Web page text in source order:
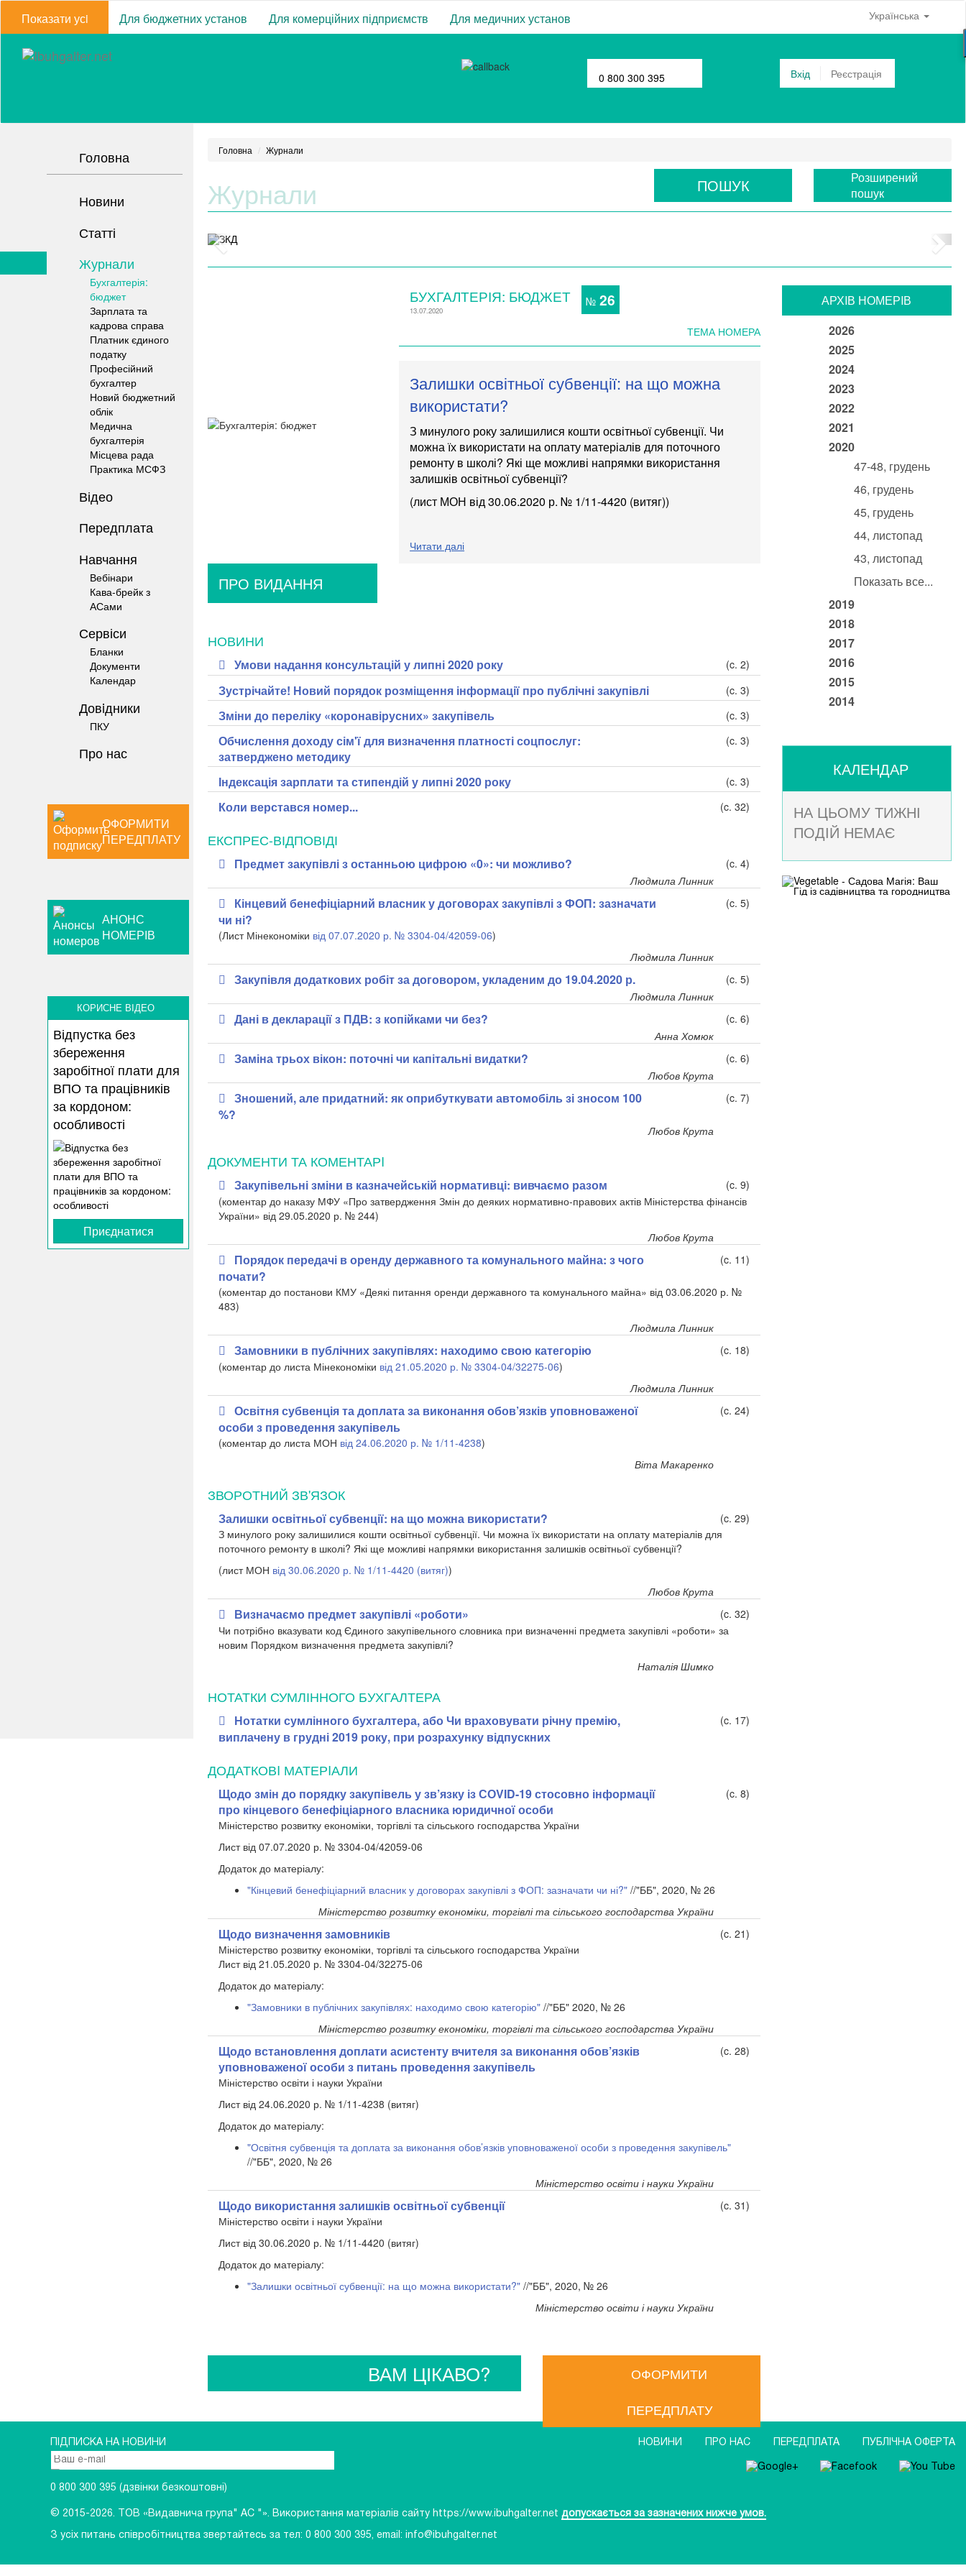
Показати усi Для бюджетних установ Для комерційних підприємств Для медичних установ Українська
0 800 300 395 Вхід Реєстрація
Головна
Новини
Статті
Журнали
Бухгалтерія:
бюджет
Зарплата та
кадрова справа
Платник єдиного
податку
Професійний
бухгалтер
Новий бюджетний
облік
Медична
бухгалтерія
Місцева рада
Практика МСФЗ
Відео
Передплата
Навчання
Вебінари
Кава-брейк з
АСами
Сервіси
Бланки
Документи
Календар
Довiдники
ПКУ
Про нас
ОФОРМИТИ
ПЕРЕДПЛАТУ
АНОНС
НОМЕРІВ
КОРИСНЕ ВІДЕО
Відпустка без
збереження
заробітної плати для
ВПО та працівників
за кордоном:
особливості
Приєднатися
Головна Журнали
Журнали ПОШУК
Розширений
пошук
БУХГАЛТЕРІЯ: БЮДЖЕТ
13.07.2020
№ 26
ТЕМА НОМЕРА
Залишки освітньої субвенції: на що можна
використати?
З минулого року залишилися кошти освітньої субвенції. Чи
можна їх використати на оплату матеріалів для поточного
ремонту в школі? Які ще можливі напрямки використання
залишків освітньої субвенції?
(лист МОН від 30.06.2020 р. № 1/11-4420 (витяг))
Читати далі
ПРО ВИДАННЯ
НОВИНИ
Умови надання консультацій у липні 2020 року (c. 2)
Зустрічайте! Новий порядок розміщення інформації про публічні закупівлі (c. 3)
Зміни до переліку «коронавірусних» закупівель (c. 3)
Обчислення доходу сім'ї для визначення платності соцпослуг:
затверджено методику
(c. 3)
Індексація зарплати та стипендій у липні 2020 року (c. 3)
Коли верстався номер... (c. 32)
ЕКСПРЕС-ВІДПОВІДІ
Предмет закупівлі з останньою цифрою «0»: чи можливо?
(c. 4)
Людмила Линник
Кінцевий бенефіціарний власник у договорах закупівлі з ФОП: зазначати
чи ні?
(c. 5)
(Лист Мінекономіки від 07.07.2020 р. № 3304-04/42059-06)
Людмила Линник
Закупівля додаткових робіт за договором, укладеним до 19.04.2020 р.
(c. 5)
Людмила Линник
Дані в декларації з ПДВ: з копійками чи без?
(c. 6)
Анна Хомюк
Заміна трьох вікон: поточні чи капітальні видатки?
(c. 6)
Любов Крута
Зношений, але придатний: як оприбуткувати автомобіль зі зносом 100
%?
(c. 7)
Любов Крута
ДОКУМЕНТИ ТА КОМЕНТАРI
Закупівельні зміни в казначейській нормативці: вивчаємо разом
(c. 9)
(коментар до наказу МФУ «Про затвердження Змін до деяких нормативно-правових актів Міністерства фінансів
України» від 29.05.2020 р. № 244)
Любов Крута
Порядок передачі в оренду державного та комунального майна: з чого
почати?
(c. 11)
(коментар до постанови КМУ «Деякі питання оренди державного та комунального майна» від 03.06.2020 р. №
483)
Людмила Линник
Замовники в публічних закупівлях: находимо свою категорію
(c. 18)
(коментар до листа Мінекономіки від 21.05.2020 р. № 3304-04/32275-06)
Людмила Линник
Освітня субвенція та доплата за виконання обов’язків уповноваженої
особи з проведення закупівель
(c. 24)
(коментар до листа МОН від 24.06.2020 р. № 1/11-4238)
Віта Макаренко
ЗВОРОТНИЙ ЗВ'ЯЗОК
Залишки освітньої субвенції: на що можна використати?
(c. 29)
З минулого року залишилися кошти освітньої субвенції. Чи можна їх використати на оплату матеріалів для
поточного ремонту в школі? Які ще можливі напрямки використання залишків освітньої субвенції?
(лист МОН від 30.06.2020 р. № 1/11-4420 (витяг))
Любов Крута
Визначаємо предмет закупівлі «роботи»
(c. 32)
Чи потрібно вказувати код Єдиного закупівельного словника при визначенні предмета закупівлі «роботи» за
новим Порядком визначення предмета закупівлі?
Наталія Шимко
НОТАТКИ СУМЛІННОГО БУХГАЛТЕРА
Нотатки сумлінного бухгалтера, або Чи враховувати річну премію,
виплачену в грудні 2019 року, при розрахунку відпускних
(c. 17)
ДОДАТКОВI МАТЕРIАЛИ
Щодо змін до порядку закупівель у зв’язку із СОVID-19 стосовно інформації
про кінцевого бенефіціарного власника юридичної особи
(c. 8)
Міністерство розвитку економіки, торгівлі та сільського господарства України
Лист від 07.07.2020 р. № 3304-04/42059-06
Додаток до матеріалу:
"Кінцевий бенефіціарний власник у договорах закупівлі з ФОП: зазначати чи ні?"//"ББ", 2020, № 26
Міністерство розвитку економіки, торгівлі та сільського господарства України
Щодо визначення замовників
(c. 21)
Міністерство розвитку економіки, торгівлі та сільського господарства України
Лист від 21.05.2020 р. № 3304-04/32275-06
Додаток до матеріалу:
"Замовники в публічних закупівлях: находимо свою категорію"//"ББ" 2020, № 26
Міністерство розвитку економіки, торгівлі та сільського господарства України
Щодо встановлення доплати асистенту вчителя за виконання обов’язків
уповноваженої особи з питань проведення закупівель
(c. 28)
Міністерство освіти і науки України
Лист від 24.06.2020 р. № 1/11-4238 (витяг)
Додаток до матеріалу:
"Освітня субвенція та доплата за виконання обов’язків уповноваженої особи з проведення закупівель"
//"ББ", 2020, № 26
Міністерство освіти і науки України
Щодо використання залишків освітньої субвенції
(c. 31)
Міністерство освіти і науки України
Лист від 30.06.2020 р. № 1/11-4420 (витяг)
Додаток до матеріалу:
"Залишки освітньої субвенції: на що можна використати?"//"ББ", 2020, № 26
Міністерство освіти і науки України
ВАМ ЦІКАВО?
ОФОРМИТИ
ПЕРЕДПЛАТУ
АРХIВ НОМЕРIВ
2026
2025
2024
2023
2022
2021
2020
47-48, грудень
46, грудень
45, грудень
44, листопад
43, листопад
Показать все...
2019
2018
2017
2016
2015
2014
КАЛЕНДАР
НА ЦЬОМУ ТИЖНІ
ПОДІЙ НЕМАЄ
ПІДПИСКА НА НОВИНИ
0 800 300 395 (дзвінки безкоштовні)
НОВИНИ ПРО НАС ПЕРЕДПЛАТА ПУБЛIЧНА ОФЕРТА
© 2015-2026. ТОВ «Видавнича група" АС "». Використання матеріалів сайту https://www.ibuhgalter.net допускається за зазначених нижче умов.
З усіх питань співробітництва звертайтесь за тел: 0 800 300 395, email: info@ibuhgalter.net